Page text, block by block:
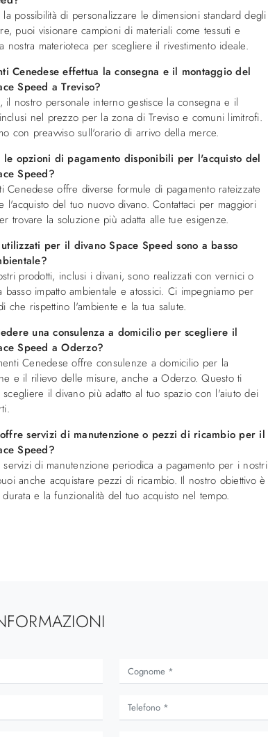
possibilità di personalizzare le dimensioni standard degli
puoi visionare campioni di materiali come tessuti e
nostra materioteca per scegliere il rivestimento ideale.
Cenedese effettua la consegna e il montaggio del
Speed a Treviso?
il nostro personale interno gestisce la consegna e il
nel prezzo per la zona di Treviso e comuni limitrofi.
con preavviso sull'orario di arrivo della merce.
le opzioni di pagamento disponibili per l'acquisto del
Speed?
Cenedese offre diverse formule di pagamento rateizzate
l'acquisto del tuo nuovo divano. Contattaci per maggiori
trovare la soluzione più adatta alle tue esigenze.
per il divano Space Speed sono a basso
prodotti, inclusi i divani, sono realizzati con vernici o
basso impatto ambientale e atossici. Ci impegniamo per
che rispettino l'ambiente e la tua salute.
una consulenza a domicilio per scegliere il
Speed a Oderzo?
Cenedese offre consulenze a domicilio per la
e il rilievo delle misure, anche a Oderzo. Questo ti
scegliere il divano più adatto al tuo spazio con l'aiuto dei
servizi di manutenzione o pezzi di ricambio per il
Speed?
di manutenzione periodica a pagamento per i nostri
anche acquistare pezzi di ricambio. Il nostro obiettivo è
e la funzionalità del tuo acquisto nel tempo.